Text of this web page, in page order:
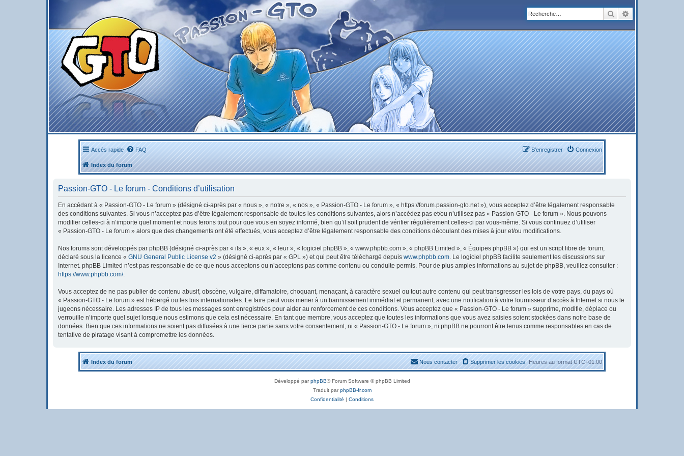
Rechercher
Accès rapide FAQ Connexion
S’enregistrer
Index du forum
Passion-GTO - Le forum - Conditions d’utilisation
En accédant à « Passion-GTO - Le forum » (désigné ci-après par « nous », « notre », « nos », « Passion-GTO - Le forum », « https://forum.passion-gto.net »), vous acceptez d’être légalement responsable
des conditions suivantes. Si vous n’acceptez pas d’être légalement responsable de toutes les conditions suivantes, alors n’accédez pas et/ou n’utilisez pas « Passion-GTO - Le forum ». Nous pouvons
modifier celles-ci à n’importe quel moment et nous ferons tout pour que vous en soyez informé, bien qu’il soit prudent de vérifier régulièrement celles-ci par vous-même. Si vous continuez d’utiliser
« Passion-GTO - Le forum » alors que des changements ont été effectués, vous acceptez d’être légalement responsable des conditions découlant des mises à jour et/ou modifications.
Nos forums sont développés par phpBB (désigné ci-après par « ils », « eux », « leur », « logiciel phpBB », « www.phpbb.com », « phpBB Limited », « Équipes phpBB ») qui est un script libre de forum,
déclaré sous la licence « GNU General Public License v2 » (désigné ci-après par « GPL ») et qui peut être téléchargé depuis www.phpbb.com. Le logiciel phpBB facilite seulement les discussions sur
Internet. phpBB Limited n’est pas responsable de ce que nous acceptons ou n’acceptons pas comme contenu ou conduite permis. Pour de plus amples informations au sujet de phpBB, veuillez consulter :
https://www.phpbb.com/.
Vous acceptez de ne pas publier de contenu abusif, obscène, vulgaire, diffamatoire, choquant, menaçant, à caractère sexuel ou tout autre contenu qui peut transgresser les lois de votre pays, du pays où
« Passion-GTO - Le forum » est hébergé ou les lois internationales. Le faire peut vous mener à un bannissement immédiat et permanent, avec une notification à votre fournisseur d’accès à Internet si nous le
jugeons nécessaire. Les adresses IP de tous les messages sont enregistrées pour aider au renforcement de ces conditions. Vous acceptez que « Passion-GTO - Le forum » supprime, modifie, déplace ou
verrouille n’importe quel sujet lorsque nous estimons que cela est nécessaire. En tant que membre, vous acceptez que toutes les informations que vous avez saisies soient stockées dans notre base de
données. Bien que ces informations ne soient pas diffusées à une tierce partie sans votre consentement, ni « Passion-GTO - Le forum », ni phpBB ne pourront être tenus comme responsables en cas de
tentative de piratage visant à compromettre les données.
Index du forum Heures au formatUTC+01:00
Supprimer les cookies
Nous contacter
Développé parphpBB® Forum Software © phpBB Limited
Traduit parphpBB-fr.com
Confidentialité | Conditions